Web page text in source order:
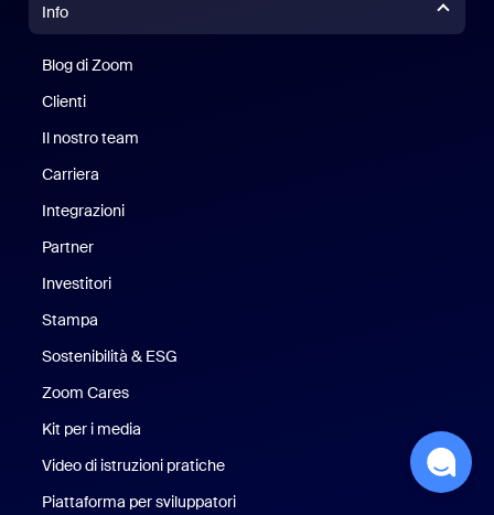
Info
Blog di Zoom
Clienti
Il nostro team
Carriera
Integrazioni
Partner
Investitori
Stampa
Sostenibilità & ESG
Zoom Cares
Kit per i media
Video di istruzioni pratiche
Piattaforma per sviluppatori